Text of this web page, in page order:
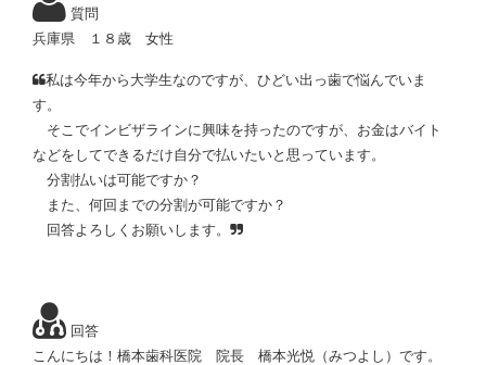
質問
兵庫県 １８歳 女性
私は今年から大学生なのですが、ひどい出っ歯で悩んでいま
す。
そこでインビザラインに興味を持ったのですが、お金はバイト
などをしてできるだけ自分で払いたいと思っています。
分割払いは可能ですか？
また、何回までの分割が可能ですか？
回答よろしくお願いします。
回答
こんにちは！橋本歯科医院 院長 橋本光悦（みつよし）です。